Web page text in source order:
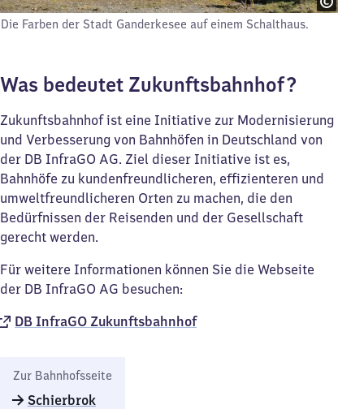
Die Farben der Stadt Ganderkesee auf einem Schalthaus.
Was bedeutet Zukunftsbahnhof?
Zukunftsbahnhof ist eine Initiative zur Modernisierung
und Verbesserung von Bahnhöfen in Deutschland von
der DB InfraGO AG. Ziel dieser Initiative ist es,
Bahnhöfe zu kundenfreundlicheren, effizienteren und
umweltfreundlicheren Orten zu machen, die den
Bedürfnissen der Reisenden und der Gesellschaft
gerecht werden.
Für weitere Informationen können Sie die Webseite
der DB InfraGO AG besuchen:
DB InfraGO Zukunftsbahnhof​
Zur Bahnhofsseite
Schierbrok